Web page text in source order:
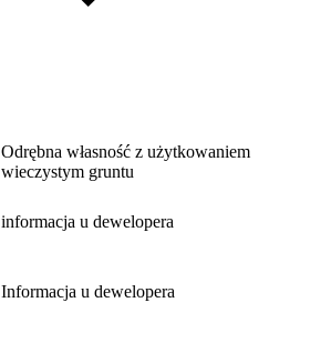
Odrębna własność z użytkowaniem
wieczystym gruntu
informacja u dewelopera
Informacja u dewelopera